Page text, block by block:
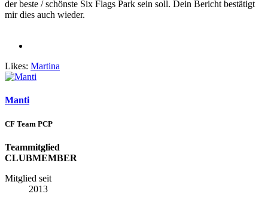
der beste / schönste Six Flags Park sein soll. Dein Bericht bestätigt
mir dies auch wieder.
Likes: Martina
Manti
CF Team PCP
Teammitglied
CLUBMEMBER
Mitglied seit
2013